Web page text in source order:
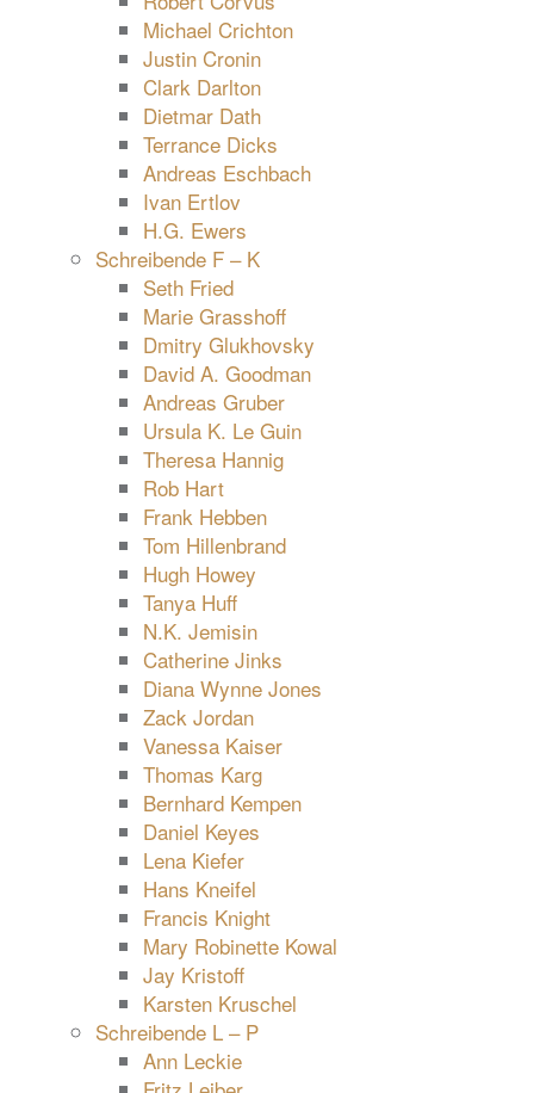
Michael Crichton
Justin Cronin
Clark Darlton
Dietmar Dath
Terrance Dicks
Andreas Eschbach
Ivan Ertlov
H.G. Ewers
Schreibende F – K
Seth Fried
Marie Grasshoff
Dmitry Glukhovsky
David A. Goodman
Andreas Gruber
Ursula K. Le Guin
Theresa Hannig
Rob Hart
Frank Hebben
Tom Hillenbrand
Hugh Howey
Tanya Huff
N.K. Jemisin
Catherine Jinks
Diana Wynne Jones
Zack Jordan
Vanessa Kaiser
Thomas Karg
Bernhard Kempen
Daniel Keyes
Lena Kiefer
Hans Kneifel
Francis Knight
Mary Robinette Kowal
Jay Kristoff
Karsten Kruschel
Schreibende L – P
Ann Leckie